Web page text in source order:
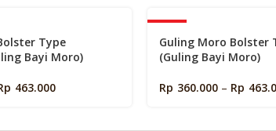
Type
Bayi Moro)
463.000
Guling Moro Bolster
(Guling Bayi Moro)
Rp 360.000 – Rp